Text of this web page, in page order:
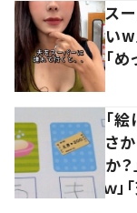
ス
いw
「
「
さ
か
ｗ」